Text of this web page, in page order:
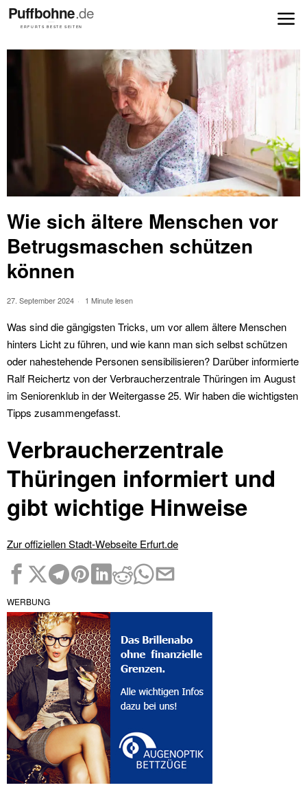
Wie sich ältere Menschen vor
Betrugsmaschen schützen
können
27. September 2024 1 Minute lesen
Was sind die gängigsten Tricks, um vor allem ältere Menschen
hinters Licht zu führen, und wie kann man sich selbst schützen
oder nahestehende Personen sensibilisieren? Darüber informierte
Ralf Reichertz von der Verbraucherzentrale Thüringen im August
im Seniorenklub in der Weitergasse 25. Wir haben die wichtigsten
Tipps zusammengefasst.
Verbraucherzentrale
Thüringen informiert und
gibt wichtige Hinweise
Zur offiziellen Stadt-Webseite Erfurt.de
WERBUNG